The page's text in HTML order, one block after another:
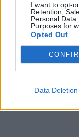
I want to opt-
Retention,
Personal
Purposes for
Opted Out
Data Deletion
Fudan Egyetem